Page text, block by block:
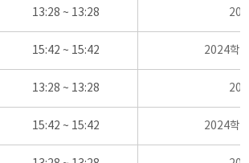
13:28 ~ 13:28
15:42 ~ 15:42 2024학
13:28 ~ 13:28
15:42 ~ 15:42 2024학